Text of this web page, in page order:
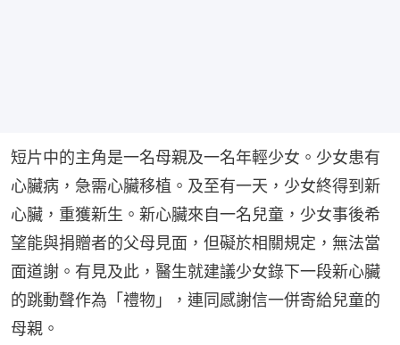
短片中的主角是一名母親及一名年輕少女。少女患有
心臟病，急需心臟移植。及至有一天，少女終得到新
心臟，重獲新生。新心臟來自一名兒童，少女事後希
望能與捐贈者的父母見面，但礙於相關規定，無法當
面道謝。有見及此，醫生就建議少女錄下一段新心臟
的跳動聲作為「禮物」，連同感謝信一併寄給兒童的
母親。